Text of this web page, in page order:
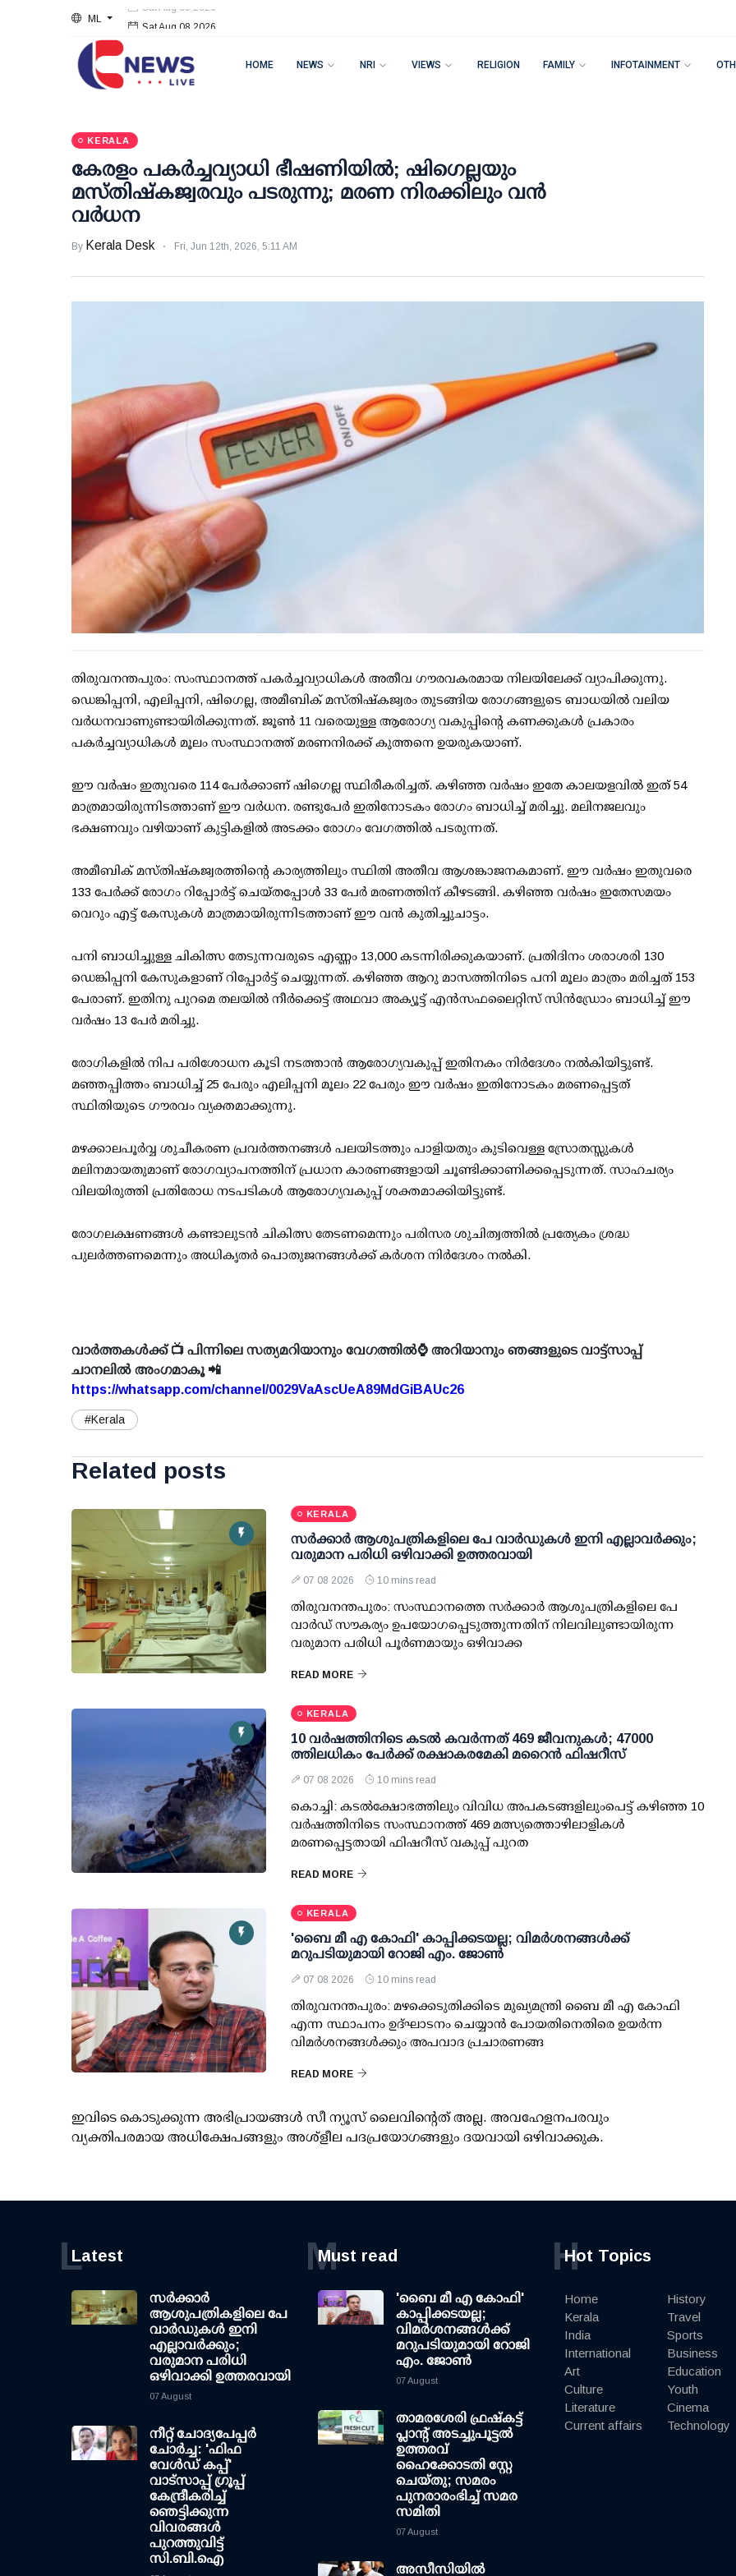
ML
HOME NEWS NRI VIEWS RELIGION FAMILY INFOTAINMENT
KERALA
കേരളം പകര്‍ച്ചവ്യാധി ഭീഷണിയില്‍; ഷിഗെല്ലയും
മസ്തിഷ്‌കജ്വരവും പടരുന്നു; മരണ നിരക്കിലും വന്‍
വര്‍ധന
By Kerala Desk Fri, Jun 12th, 2026, 5:11 AM
തിരുവനന്തപുരം: സംസ്ഥാനത്ത് പകര്‍ച്ചവ്യാധികള്‍ അതീവ ഗൗരവകരമായ നിലയിലേക്ക് വ്യാപിക്കുന്നു.
ഡെങ്കിപ്പനി, എലിപ്പനി, ഷിഗെല്ല, അമീബിക് മസ്തിഷ്‌കജ്വരം തുടങ്ങിയ രോഗങ്ങളുടെ ബാധയില്‍ വലിയ
വര്‍ധനവാണുണ്ടായിരിക്കുന്നത്. ജൂണ്‍ 11 വരെയുള്ള ആരോഗ്യ വകുപ്പിന്റെ കണക്കുകള്‍ പ്രകാരം
പകര്‍ച്ചവ്യാധികള്‍ മൂലം സംസ്ഥാനത്ത് മരണനിരക്ക് കുത്തനെ ഉയരുകയാണ്.
ഈ വര്‍ഷം ഇതുവരെ 114 പേര്‍ക്കാണ് ഷിഗെല്ല സ്ഥിരീകരിച്ചത്. കഴിഞ്ഞ വര്‍ഷം ഇതേ കാലയളവില്‍ ഇത് 54
മാത്രമായിരുന്നിടത്താണ് ഈ വര്‍ധന. രണ്ടുപേര്‍ ഇതിനോടകം രോഗം ബാധിച്ച് മരിച്ചു. മലിനജലവും
ഭക്ഷണവും വഴിയാണ് കുട്ടികളില്‍ അടക്കം രോഗം വേഗത്തില്‍ പടരുന്നത്.
അമീബിക് മസ്തിഷ്‌കജ്വരത്തിന്റെ കാര്യത്തിലും സ്ഥിതി അതീവ ആശങ്കാജനകമാണ്. ഈ വര്‍ഷം ഇതുവരെ
133 പേര്‍ക്ക് രോഗം റിപ്പോര്‍ട്ട് ചെയ്തപ്പോള്‍ 33 പേര്‍ മരണത്തിന് കീഴടങ്ങി. കഴിഞ്ഞ വര്‍ഷം ഇതേസമയം
വെറും എട്ട് കേസുകള്‍ മാത്രമായിരുന്നിടത്താണ് ഈ വന്‍ കുതിച്ചുചാട്ടം.
പനി ബാധിച്ചുള്ള ചികിത്സ തേടുന്നവരുടെ എണ്ണം 13,000 കടന്നിരിക്കുകയാണ്. പ്രതിദിനം ശരാശരി 130
ഡെങ്കിപ്പനി കേസുകളാണ് റിപ്പോര്‍ട്ട് ചെയ്യുന്നത്. കഴിഞ്ഞ ആറു മാസത്തിനിടെ പനി മൂലം മാത്രം മരിച്ചത് 153
പേരാണ്. ഇതിനു പുറമെ തലയില്‍ നീര്‍ക്കെട്ട് അഥവാ അക്യൂട്ട് എന്‍സഫലൈറ്റിസ് സിന്‍ഡ്രോം ബാധിച്ച് ഈ
വര്‍ഷം 13 പേര്‍ മരിച്ചു.
രോഗികളില്‍ നിപ പരിശോധന കൂടി നടത്താന്‍ ആരോഗ്യവകുപ്പ് ഇതിനകം നിര്‍ദേശം നല്‍കിയിട്ടുണ്ട്.
മഞ്ഞപ്പിത്തം ബാധിച്ച് 25 പേരും എലിപ്പനി മൂലം 22 പേരും ഈ വര്‍ഷം ഇതിനോടകം മരണപ്പെട്ടത്
സ്ഥിതിയുടെ ഗൗരവം വ്യക്തമാക്കുന്നു.
മഴക്കാലപൂര്‍വ്വ ശുചീകരണ പ്രവര്‍ത്തനങ്ങള്‍ പലയിടത്തും പാളിയതും കുടിവെള്ള സ്രോതസ്സുകള്‍
മലിനമായതുമാണ് രോഗവ്യാപനത്തിന് പ്രധാന കാരണങ്ങളായി ചൂണ്ടിക്കാണിക്കപ്പെടുന്നത്. സാഹചര്യം
വിലയിരുത്തി പ്രതിരോധ നടപടികള്‍ ആരോഗ്യവകുപ്പ് ശക്തമാക്കിയിട്ടുണ്ട്.
രോഗലക്ഷണങ്ങള്‍ കണ്ടാലുടന്‍ ചികിത്സ തേടണമെന്നും പരിസര ശുചിത്വത്തില്‍ പ്രത്യേകം ശ്രദ്ധ
പുലര്‍ത്തണമെന്നും അധികൃതര്‍ പൊതുജനങ്ങള്‍ക്ക് കര്‍ശന നിര്‍ദേശം നല്‍കി.
വാർത്തകൾക്ക് 📺 പിന്നിലെ സത്യമറിയാനും വേഗത്തിൽ⌚ അറിയാനും ഞങ്ങളുടെ വാട്ട്സാപ്പ്
ചാനലിൽ അംഗമാകൂ 📲
https://whatsapp.com/channel/0029VaAscUeA89MdGiBAUc26
#Kerala
Related posts
KERALA
സര്‍ക്കാര്‍ ആശുപത്രികളിലെ പേ വാര്‍ഡുകള്‍ ഇനി എല്ലാവര്‍ക്കും;
വരുമാന പരിധി ഒഴിവാക്കി ഉത്തരവായി
07 08 2026 10 mins read
തിരുവനന്തപുരം: സംസ്ഥാനത്തെ സര്‍ക്കാര്‍ ആശുപത്രികളിലെ പേ
വാര്‍ഡ് സൗകര്യം ഉപയോഗപ്പെടുത്തുന്നതിന് നിലവിലുണ്ടായിരുന്ന
വരുമാന പരിധി പൂര്‍ണമായും ഒഴിവാക്ക
READ MORE
KERALA
10 വര്‍ഷത്തിനിടെ കടല്‍ കവര്‍ന്നത് 469 ജീവനുകള്‍; 47000
ത്തിലധികം പേര്‍ക്ക് രക്ഷാകരമേകി മറൈന്‍ ഫിഷറീസ്
07 08 2026 10 mins read
കൊച്ചി: കടല്‍ക്ഷോഭത്തിലും വിവിധ അപകടങ്ങളിലുംപെട്ട് കഴിഞ്ഞ 10
വര്‍ഷത്തിനിടെ സംസ്ഥാനത്ത് 469 മത്സ്യത്തൊഴിലാളികള്‍
മരണപ്പെട്ടതായി ഫിഷറീസ് വകുപ്പ് പുറത
READ MORE
KERALA
'ബൈ മീ എ കോഫി' കാപ്പിക്കടയല്ല; വിമര്‍ശനങ്ങള്‍ക്ക്
മറുപടിയുമായി റോജി എം. ജോണ്‍
07 08 2026 10 mins read
തിരുവനന്തപുരം: മഴക്കെടുതിക്കിടെ മുഖ്യമന്ത്രി ബൈ മീ എ കോഫി
എന്ന സ്ഥാപനം ഉദ്ഘാടനം ചെയ്യാന്‍ പോയതിനെതിരെ ഉയര്‍ന്ന
വിമര്‍ശനങ്ങള്‍ക്കും അപവാദ പ്രചാരണങ്ങ
READ MORE
ഇവിടെ കൊടുക്കുന്ന അഭിപ്രായങ്ങള്‍ സീ ന്യൂസ് ലൈവിന്റെത് അല്ല. അവഹേളനപരവും
വ്യക്തിപരമായ അധിക്ഷേപങ്ങളും അശ്‌ളീല പദപ്രയോഗങ്ങളും ദയവായി ഒഴിവാക്കുക.
Latest
L
സര്‍ക്കാര്‍
ആശുപത്രികളിലെ പേ
വാര്‍ഡുകള്‍ ഇനി
എല്ലാവര്‍ക്കും;
വരുമാന പരിധി
ഒഴിവാക്കി ഉത്തരവായി
07 August
നീറ്റ് ചോദ്യപേപ്പര്‍
ചോര്‍ച്ച: 'ഫിഫ
വേള്‍ഡ് കപ്പ്'
വാട്സാപ്പ് ഗ്രൂപ്പ്
കേന്ദ്രീകരിച്ച്
ഞെട്ടിക്കുന്ന
വിവരങ്ങള്‍
പുറത്തുവിട്ട്
സി.ബി.ഐ
Must read
M
'ബൈ മീ എ കോഫി'
കാപ്പിക്കടയല്ല;
വിമര്‍ശനങ്ങള്‍ക്ക്
മറുപടിയുമായി റോജി
എം. ജോണ്‍
07 August
താമരശേരി ഫ്രഷ്കട്ട്
പ്ലാന്റ് അടച്ചുപൂട്ടൽ
ഉത്തരവ്
ഹൈക്കോടതി സ്റ്റേ
ചെയ്തു; സമരം
പുനരാരംഭിച്ച് സമര
സമിതി
07 August
അസീസിയിൽ
Hot Topics
H
Home
Kerala
India
International
Art
Culture
Literature
Current affairs
History
Travel
Sports
Business
Education
Youth
Cinema
Technology